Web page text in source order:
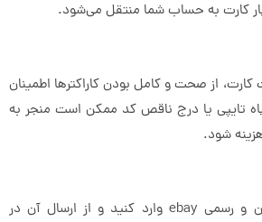
کارت به حساب شما منتقل می‌شود.
از صحت و کامل بودن کاراکترها اطمینان
تایپی یا درج ناقص کد ممکن است منجر به
شود.
کد را صرفاً در محیط امن و رسمی ebay وارد کنید و از ارسال آن در